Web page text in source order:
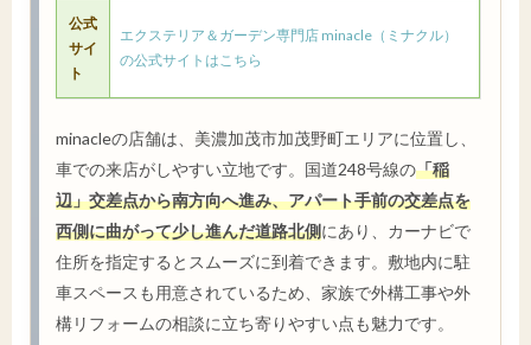
公式
サイ
ト
エクステリア＆ガーデン専門店 minacle（ミナクル）
の公式サイトはこちら
minacleの店舗は、美濃加茂市加茂野町エリアに位置し、
車での来店がしやすい立地です。国道248号線の「稲
辺」交差点から南方向へ進み、アパート手前の交差点を
西側に曲がって少し進んだ道路北側にあり、カーナビで
住所を指定するとスムーズに到着できます。敷地内に駐
車スペースも用意されているため、家族で外構工事や外
構リフォームの相談に立ち寄りやすい点も魅力です。